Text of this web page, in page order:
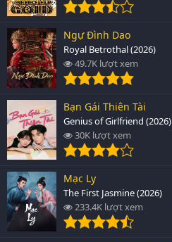
Ngự Đình Dao
Royal Betrothal (2026)
49.7K lượt xem
Bạn Gái Thiên Tài
Genius of Girlfriend (2026)
30K lượt xem
Mạc Ly
The First Jasmine (2026)
233.4K lượt xem